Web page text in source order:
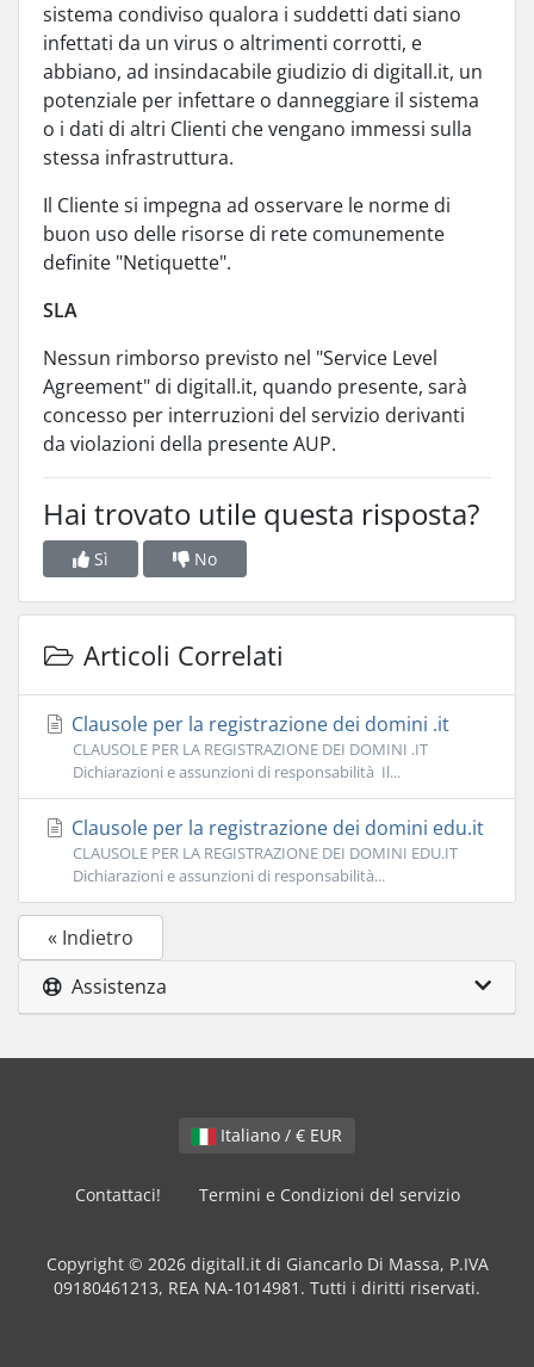
sistema condiviso qualora i suddetti dati siano
infettati da un virus o altrimenti corrotti, e
abbiano, ad insindacabile giudizio di digitall.it, un
potenziale per infettare o danneggiare il sistema
o i dati di altri Clienti che vengano immessi sulla
stessa infrastruttura.
Il Cliente si impegna ad osservare le norme di
buon uso delle risorse di rete comunemente
definite "Netiquette".
SLA
Nessun rimborso previsto nel "Service Level
Agreement" di digitall.it, quando presente, sarà
concesso per interruzioni del servizio derivanti
da violazioni della presente AUP.
Hai trovato utile questa risposta?
Sì No
Articoli Correlati
Clausole per la registrazione dei domini .it
CLAUSOLE PER LA REGISTRAZIONE DEI DOMINI .IT
Dichiarazioni e assunzioni di responsabilità Il...
Clausole per la registrazione dei domini edu.it
CLAUSOLE PER LA REGISTRAZIONE DEI DOMINI EDU.IT
Dichiarazioni e assunzioni di responsabilità...
« Indietro
Assistenza
Italiano / € EUR
Contattaci! Termini e Condizioni del servizio
Copyright © 2026 digitall.it di Giancarlo Di Massa, P.IVA
09180461213, REA NA-1014981. Tutti i diritti riservati.